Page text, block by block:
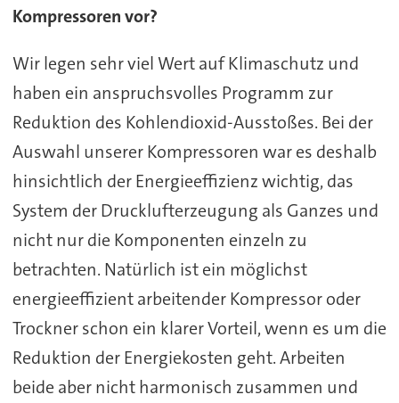
Kompressoren vor?
Wir legen sehr viel Wert auf Klimaschutz und
haben ein anspruchsvolles Programm zur
Reduktion des Kohlendioxid-Ausstoßes. Bei der
Auswahl unserer Kompressoren war es deshalb
hinsichtlich der Energieeffizienz wichtig, das
System der Drucklufterzeugung als Ganzes und
nicht nur die Komponenten einzeln zu
betrachten. Natürlich ist ein möglichst
energieeffizient arbeitender Kompressor oder
Trockner schon ein klarer Vorteil, wenn es um die
Reduktion der Energiekosten geht. Arbeiten
beide aber nicht harmonisch zusammen und